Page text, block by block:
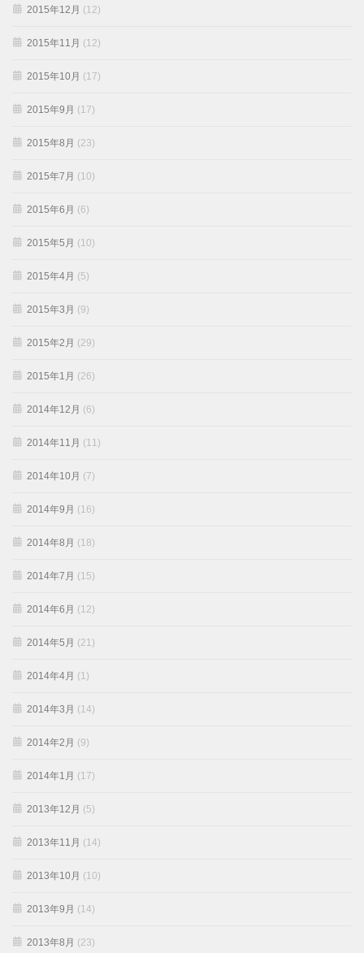
2015年12月 (12)
2015年11月 (12)
2015年10月 (17)
2015年9月 (17)
2015年8月 (23)
2015年7月 (10)
2015年6月 (6)
2015年5月 (10)
2015年4月 (5)
2015年3月 (9)
2015年2月 (29)
2015年1月 (26)
2014年12月 (6)
2014年11月 (11)
2014年10月 (7)
2014年9月 (16)
2014年8月 (18)
2014年7月 (15)
2014年6月 (12)
2014年5月 (21)
2014年4月 (1)
2014年3月 (14)
2014年2月 (9)
2014年1月 (17)
2013年12月 (5)
2013年11月 (14)
2013年10月 (10)
2013年9月 (14)
2013年8月 (23)